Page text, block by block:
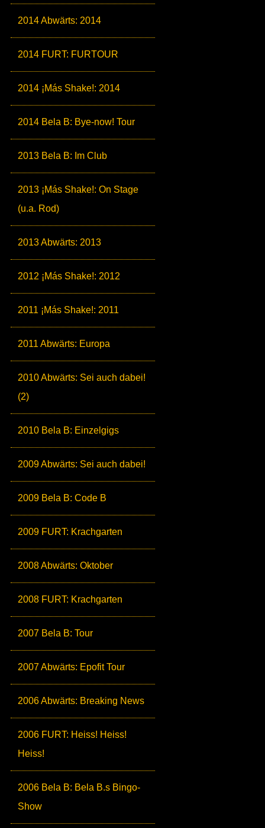
2014 Abwärts: 2014
2014 FURT: FURTOUR
2014 ¡Más Shake!: 2014
2014 Bela B: Bye-now! Tour
2013 Bela B: Im Club
2013 ¡Más Shake!: On Stage
(u.a. Rod)
2013 Abwärts: 2013
2012 ¡Más Shake!: 2012
2011 ¡Más Shake!: 2011
2011 Abwärts: Europa
2010 Abwärts: Sei auch dabei!
(2)
2010 Bela B: Einzelgigs
2009 Abwärts: Sei auch dabei!
2009 Bela B: Code B
2009 FURT: Krachgarten
2008 Abwärts: Oktober
2008 FURT: Krachgarten
2007 Bela B: Tour
2007 Abwärts: Epofit Tour
2006 Abwärts: Breaking News
2006 FURT: Heiss! Heiss!
Heiss!
2006 Bela B: Bela B.s Bingo-
Show